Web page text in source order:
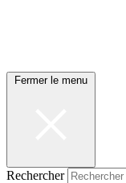
Fermer le menu
Rechercher